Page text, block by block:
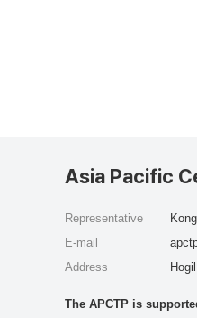
Asia Pacific
Representative
E-mail
Address
The APCTP is